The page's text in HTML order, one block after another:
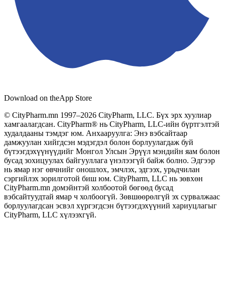
Download on theApp Store
© CityPharm.mn 1997–2026 CityPharm, LLC. Бүх эрх хуулиар
хамгаалагдсан. CityPharm® нь CityPharm, LLC-ийн бүртгэлтэй
худалдааны тэмдэг юм. Анхааруулга: Энэ вэбсайтаар
дамжуулан хийгдсэн мэдэгдэл болон борлуулагдаж буй
бүтээгдэхүүнүүдийг Монгол Улсын Эрүүл мэндийн яам болон
бусад зохицуулах байгууллага үнэлээгүй байж болно. Эдгээр
нь ямар нэг өвчнийг оношлох, эмчлэх, эдгээх, урьдчилан
сэргийлэх зорилготой биш юм. CityPharm, LLC нь зөвхөн
CityPharm.mn домэйнтэй холбоотой бөгөөд бусад
вэбсайтуудтай ямар ч холбоогүй. Зөвшөөрөлгүй эх сурвалжаас
борлуулагдсан эсвэл хүргэгдсэн бүтээгдэхүүний хариуцлагыг
CityPharm, LLC хүлээхгүй.